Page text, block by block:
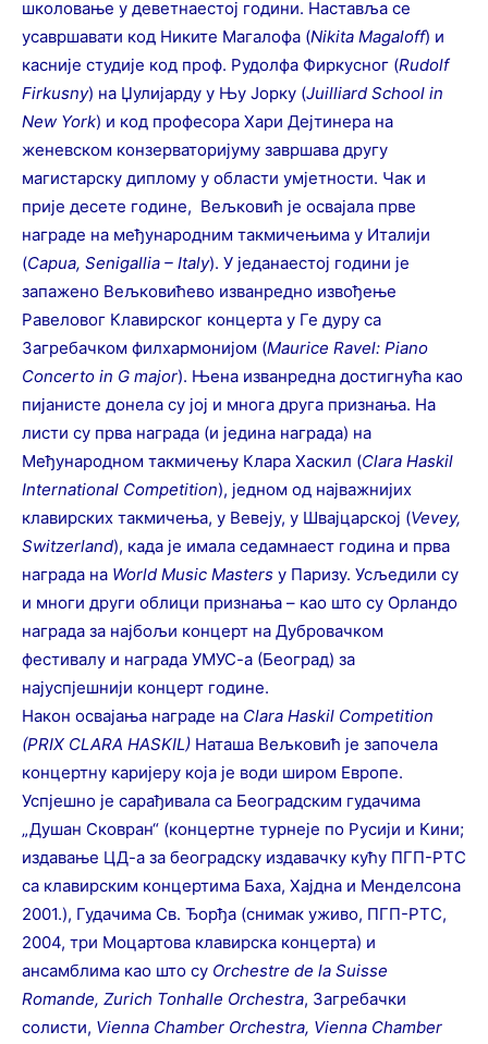
школовање у деветнаестој години. Наставља се
усавршавати код Никите Магалофа (Nikita Magaloff) и
касније студије код проф. Рудолфа Фиркусног (Rudolf
Firkusny) на Џулијарду у Њу Јорку (Juilliard School in
New York) и код професора Хари Дејтинера на
женевском конзерваторијуму завршава другу
магистарску диплому у области умјетности. Чак и
прије десете године, Вељковић је освајала прве
награде на међународним такмичењима у Италији
(Capua, Senigallia – Italy). У једанаестој години је
запажено Вељковићево изванредно извођење
Равеловог Клавирског концерта у Ге дуру са
Загребачком филхармонијом (Maurice Ravel: Piano
Concerto in G major). Њена изванредна достигнућа као
пијанисте донела су јој и многа друга признања. На
листи су прва награда (и једина награда) на
Међународном такмичењу Клара Хаскил (Clara Haskil
International Competition), једном од најважнијих
клавирских такмичења, у Вевеју, у Швајцарској (Vevey,
Switzerland), када је имала седамнаест година и прва
награда на World Music Masters у Паризу. Усљедили су
и многи други облици признања – као што су Орландо
награда за најбољи концерт на Дубровачком
фестивалу и награда УМУС-а (Београд) за
најуспјешнији концерт године.
Након освајања награде на Clara Haskil Competition
(PRIX CLARA HASKIL) Наташа Вељковић је започела
концертну каријеру која је води широм Европе.
Успјешно је сарађивала са Београдским гудачима
„Душан Сковран“ (концертне турнеје по Русији и Кини;
издавање ЦД-а за београдску издавачку кућу ПГП-РТС
са клавирским концертима Баха, Хајдна и Менделсона
2001.), Гудачима Св. Ђорђа (снимак уживо, ПГП-РТС,
2004, три Моцартова клавирска концерта) и
ансамблима као што су Orchestre de la Suisse
Romande, Zurich Tonhalle Orchestra, Загребачки
солисти, Vienna Chamber Orchestra, Vienna Chamber